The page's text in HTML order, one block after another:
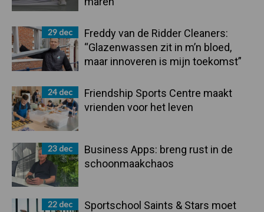
29 dec
Freddy van de Ridder Cleaners:
“Glazenwassen zit in m’n bloed,
maar innoveren is mijn toekomst”
24 dec
Friendship Sports Centre maakt
vrienden voor het leven
23 dec
Business Apps: breng rust in de
schoonmaakchaos
22 dec
Sportschool Saints & Stars moet